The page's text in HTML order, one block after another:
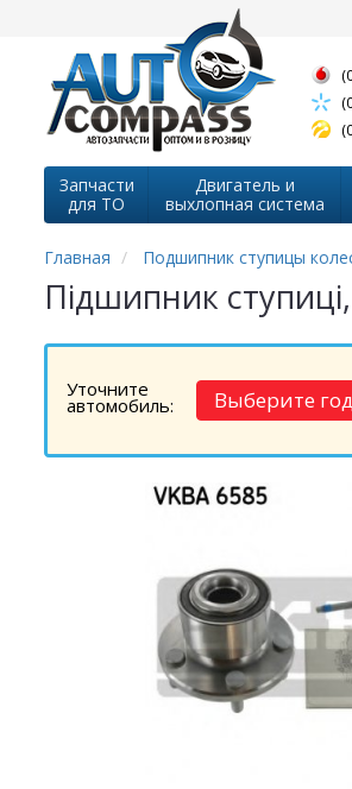
Запчасти
для ТО
Двигатель и
выхлопная система
Главная Подшипник ступицы
Підшипник
Уточните
автомобиль: Выберите